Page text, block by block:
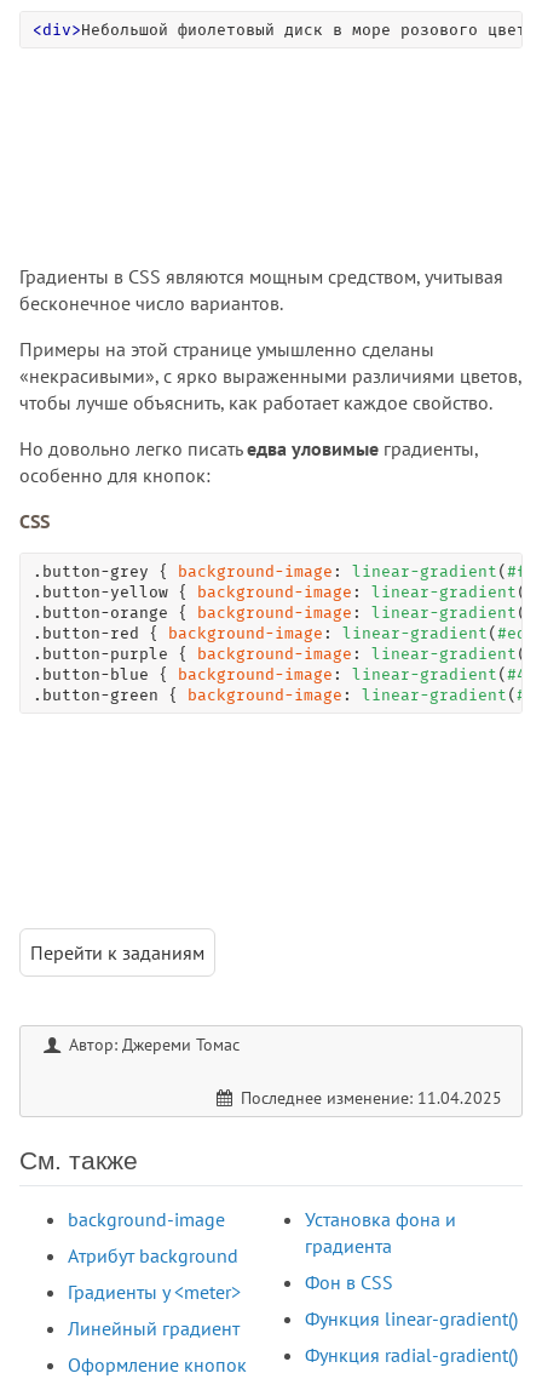
<div>Небольшой фиолетовый диск в море розового
Градиенты в CSS являются мощным средством, учитывая
бесконечное число вариантов.
Примеры на этой странице умышленно сделаны
«некрасивыми», с ярко выраженными различиями цветов,
чтобы лучше объяснить, как работает каждое свойство.
Но довольно легко писатьедва уловимые градиенты,
особенно для кнопок:
CSS
.button-grey { background-image : linear-gradient (
.button-yellow { background-image : linear-gradient (
.button-orange { background-image : linear-gradient (
.button-red
{ background-image : linear-gradient (
.button-purple { background-image : linear-gradient (
.button-blue { background-image : linear-gradient (
.button-green { background-image : linear-gradient (
Перейти к заданиям
Автор: Джереми Томас
Последнее изменение: 11.04.2025
См. также
background-image
Атрибут background
Градиенты у <meter>
Линейный градиент
Оформление кнопок
Установка фона и
градиента
Фон в CSS
Функция linear-gradient()
Функция radial-gradient()